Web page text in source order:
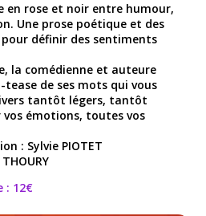
en rose et noir entre humour,
Une prose poétique et des
définir des sentiments
la comédienne et auteure
de ses mots qui vous
tantôt légers, tantôt
émotions, toutes vos
: Sylvie PIOTET
: 12€